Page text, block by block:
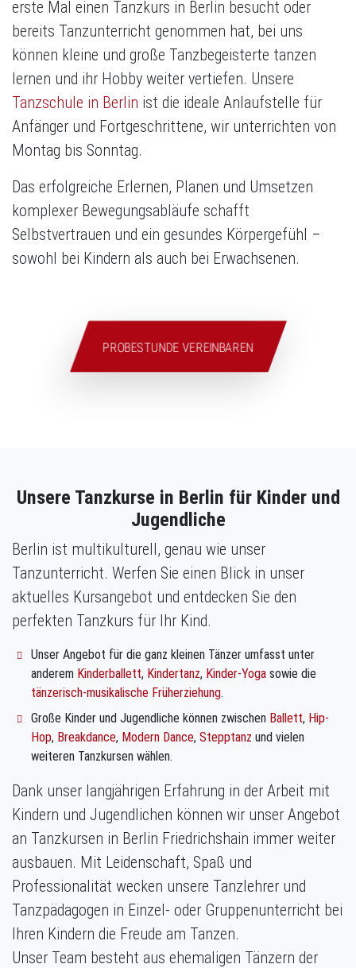
erste Mal einen Tanzkurs in Berlin besucht oder
bereits Tanzunterricht genommen hat, bei uns
können kleine und große Tanzbegeisterte tanzen
lernen und ihr Hobby weiter vertiefen. Unsere
Tanzschule in Berlin ist die ideale Anlaufstelle für
Anfänger und Fortgeschrittene, wir unterrichten von
Montag bis Sonntag.
Das erfolgreiche Erlernen, Planen und Umsetzen
komplexer Bewegungsabläufe schafft
Selbstvertrauen und ein gesundes Körpergefühl –
sowohl bei Kindern als auch bei Erwachsenen.
PROBESTUNDE VEREINBAREN
Unsere Tanzkurse in Berlin für Kinder und
Jugendliche
Berlin ist multikulturell, genau wie unser
Tanzunterricht. Werfen Sie einen Blick in unser
aktuelles Kursangebot und entdecken Sie den
perfekten Tanzkurs für Ihr Kind.
Unser Angebot für die ganz kleinen Tänzer umfasst unter
anderem Kinderballett, Kindertanz, Kinder-Yoga sowie die
tänzerisch-musikalische Früherziehung.
Große Kinder und Jugendliche können zwischen Ballett, Hip-
Hop, Breakdance, Modern Dance, Stepptanz und vielen
weiteren Tanzkursen wählen.
Dank unser langjährigen Erfahrung in der Arbeit mit
Kindern und Jugendlichen können wir unser Angebot
an Tanzkursen in Berlin Friedrichshain immer weiter
ausbauen. Mit Leidenschaft, Spaß und
Professionalität wecken unsere Tanzlehrer und
Tanzpädagogen in Einzel- oder Gruppenunterricht bei
Ihren Kindern die Freude am Tanzen.
Unser Team besteht aus ehemaligen Tänzern der